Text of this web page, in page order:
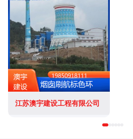
江苏澳宇建设工程有限公司